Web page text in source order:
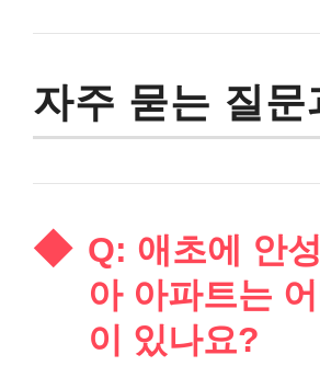
자주 묻는 질문
Q: 애초에 안
아 아파트는
이 있나요?